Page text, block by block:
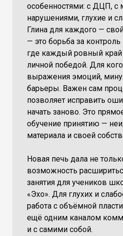
особенностями: с ДЦП, с
нарушениями, глухие и
Глина для каждого —
— это борьба за
где каждый ровный край
личной победой. Для
выражения эмоций,
барьеры. Важен сам
позволяет исправить
начать заново. Это
обучение принятию —
материала и своей
Новая печь дала не
возможность
занятия для учеников
«Эхо». Для глухих и
работа с объёмной
ещё одним каналом
и с самими собой.